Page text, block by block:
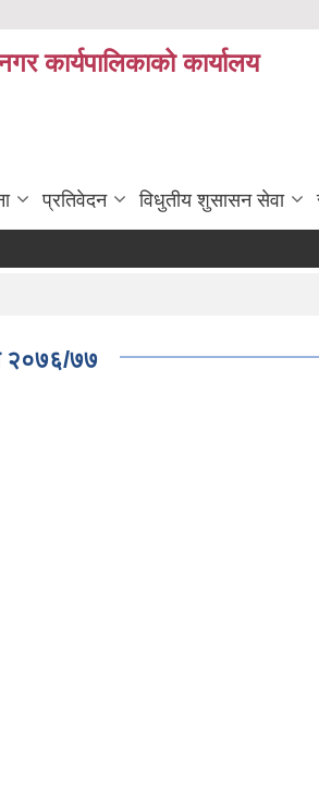
कार्यपालिकाको कार्यालय
प्रतिवेदन विधुतीय शुसासन सेवा
२०७६/७७